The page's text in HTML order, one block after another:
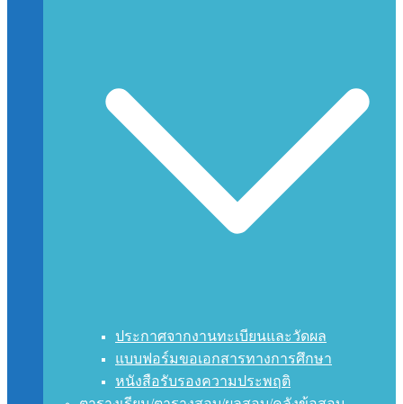
ประกาศจากงานทะเบียนและวัดผล
แบบฟอร์มขอเอกสารทางการศึกษา
หนังสือรับรองความประพฤติ